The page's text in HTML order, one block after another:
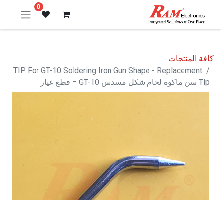
0
كافة المنتجات
TIP For GT-10 Soldering Iron Gun Shape - Replacement
Tip سن ماكوة لحام شكل مسدس GT-10 – قطع غيار